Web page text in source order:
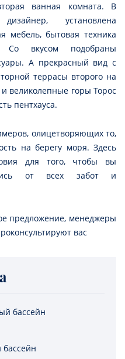
ванная комната. В
установлена
мебель, бытовая техника
Со вкусом подобраны
А прекрасный вид с
террасы второго на
великолепные горы Торос
пентхауса.
олицетворяющих то,
на берегу моря. Здесь
для того, чтобы вы
от всех забот и
предложение, менеджеры
вас
бассейн